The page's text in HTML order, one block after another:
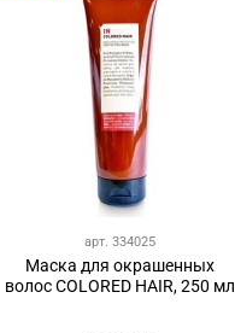
арт.334025
Маска для окрашенных
волос COLORED HAIR, 250 мл